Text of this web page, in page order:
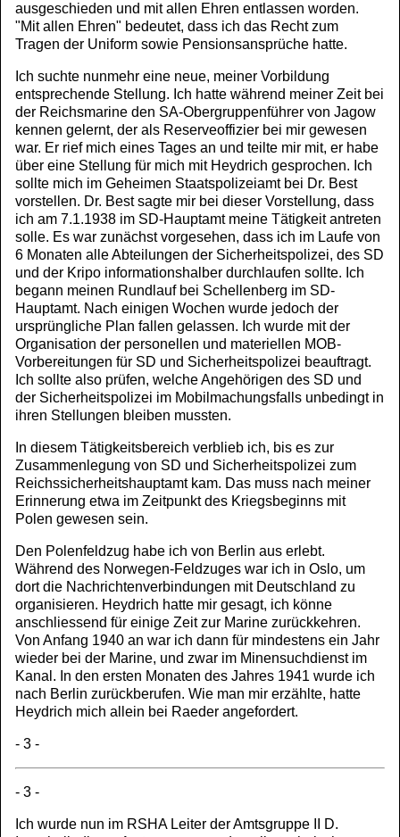
ausgeschieden und mit allen Ehren entlassen worden.
"Mit allen Ehren" bedeutet, dass ich das Recht zum
Tragen der Uniform sowie Pensionsansprüche hatte.
Ich suchte nunmehr eine neue, meiner Vorbildung
entsprechende Stellung. Ich hatte während meiner Zeit bei
der Reichsmarine den SA-Obergruppenführer von Jagow
kennen gelernt, der als Reserveoffizier bei mir gewesen
war. Er rief mich eines Tages an und teilte mir mit, er habe
über eine Stellung für mich mit Heydrich gesprochen. Ich
sollte mich im Geheimen Staatspolizeiamt bei Dr. Best
vorstellen. Dr. Best sagte mir bei dieser Vorstellung, dass
ich am 7.1.1938 im SD-Hauptamt meine Tätigkeit antreten
solle. Es war zunächst vorgesehen, dass ich im Laufe von
6 Monaten alle Abteilungen der Sicherheitspolizei, des SD
und der Kripo informationshalber durchlaufen sollte. Ich
begann meinen Rundlauf bei Schellenberg im SD-
Hauptamt. Nach einigen Wochen wurde jedoch der
ursprüngliche Plan fallen gelassen. Ich wurde mit der
Organisation der personellen und materiellen MOB-
Vorbereitungen für SD und Sicherheitspolizei beauftragt.
Ich sollte also prüfen, welche Angehörigen des SD und
der Sicherheitspolizei im Mobilmachungsfalls unbedingt in
ihren Stellungen bleiben mussten.
In diesem Tätigkeitsbereich verblieb ich, bis es zur
Zusammenlegung von SD und Sicherheitspolizei zum
Reichssicherheitshauptamt kam. Das muss nach meiner
Erinnerung etwa im Zeitpunkt des Kriegsbeginns mit
Polen gewesen sein.
Den Polenfeldzug habe ich von Berlin aus erlebt.
Während des Norwegen-Feldzuges war ich in Oslo, um
dort die Nachrichtenverbindungen mit Deutschland zu
organisieren. Heydrich hatte mir gesagt, ich könne
anschliessend für einige Zeit zur Marine zurückkehren.
Von Anfang 1940 an war ich dann für mindestens ein Jahr
wieder bei der Marine, und zwar im Minensuchdienst im
Kanal. In den ersten Monaten des Jahres 1941 wurde ich
nach Berlin zurückberufen. Wie man mir erzählte, hatte
Heydrich mich allein bei Raeder angefordert.
- 3 -
- 3 -
Ich wurde nun im RSHA Leiter der Amtsgruppe II D.